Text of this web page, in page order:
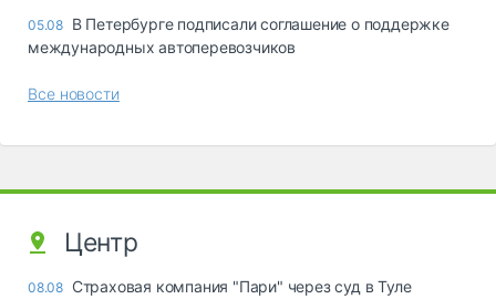
05.08 В Петербурге подписали соглашение о поддержке
международных автоперевозчиков
Все новости
Центр
08.08 Страховая компания "Пари" через суд в Туле